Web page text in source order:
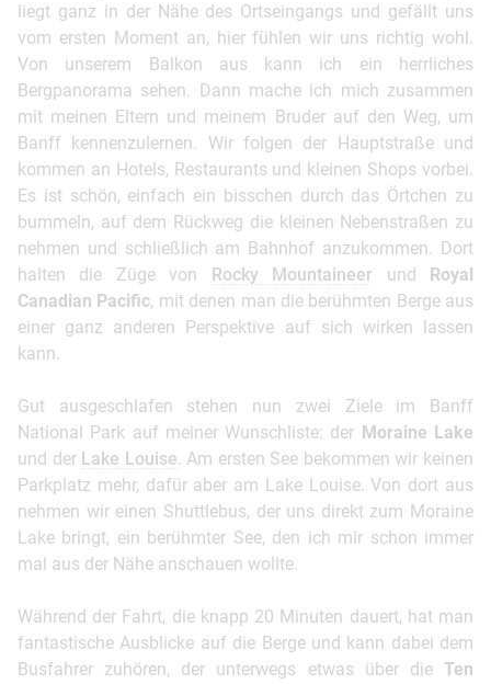
liegt ganz in der Nähe des Ortseingangs und gefällt uns
vom ersten Moment an, hier fühlen wir uns richtig wohl.
Von unserem Balkon aus kann ich ein herrliches
Bergpanorama sehen. Dann mache ich mich zusammen
mit meinen Eltern und meinem Bruder auf den Weg, um
Banff kennenzulernen. Wir folgen der Hauptstraße und
kommen an Hotels, Restaurants und kleinen Shops vorbei.
Es ist schön, einfach ein bisschen durch das Örtchen zu
bummeln, auf dem Rückweg die kleinen Nebenstraßen zu
nehmen und schließlich am Bahnhof anzukommen. Dort
halten die Züge von
Rocky Mountaineer und
Royal
Canadian Pacific, mit denen man die berühmten Berge aus
einer ganz anderen Perspektive auf sich wirken lassen
kann.
Gut ausgeschlafen stehen nun zwei Ziele im Banff
National Park auf meiner Wunschliste: der Moraine Lake
und der Lake Louise. Am ersten See bekommen wir keinen
Parkplatz mehr, dafür aber am Lake Louise. Von dort aus
nehmen wir einen Shuttlebus, der uns direkt zum Moraine
Lake bringt, ein berühmter See, den ich mir schon immer
mal aus der Nähe anschauen wollte.
Während der Fahrt, die knapp 20 Minuten dauert, hat man
fantastische Ausblicke auf die Berge und kann dabei dem
Busfahrer zuhören, der unterwegs etwas über die Ten